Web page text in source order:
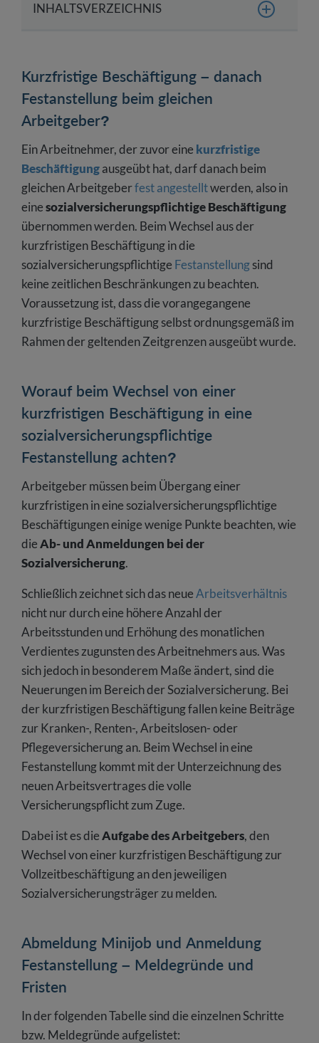
INHALTSVERZEICHNIS
Worauf beim Wechsel von einer kurzfristigen
Beschäftigung in eine
sozialversicherungspflichtige Festanstellung
achten?
Abmeldung Minijob und Anmeldung
Festanstellung – Meldegründe und Fristen
Kurzfristige Beschäftigung – danach
Festanstellung beim gleichen
Arbeitgeber?
Ein Arbeitnehmer, der zuvor eine kurzfristige
Beschäftigungausgeübt hat, darf danach beim
gleichen Arbeitgeberfest angestelltwerden, also in
einesozialversicherungspflichtige Beschäftigung
übernommen werden. Beim Wechsel aus der
kurzfristigen Beschäftigung in die
sozialversicherungspflichtige Festanstellungsind
keine zeitlichen Beschränkungen zu beachten.
Voraussetzung ist, dass die vorangegangene
kurzfristige Beschäftigung selbst ordnungsgemäß im
Rahmen der geltenden Zeitgrenzen ausgeübt wurde.
Worauf beim Wechsel von einer
kurzfristigen Beschäftigung in eine
sozialversicherungspflichtige
Festanstellung achten?
Arbeitgeber müssen beim Übergang einer
kurzfristigen in eine sozialversicherungspflichtige
Beschäftigungen einige wenige Punkte beachten, wie
dieAb- und Anmeldungen bei der
Sozialversicherung.
Schließlich zeichnet sich das neueArbeitsverhältnis
nicht nur durch eine höhere Anzahl der
Arbeitsstunden und Erhöhung des monatlichen
Verdientes zugunsten des Arbeitnehmers aus. Was
sich jedoch in besonderem Maße ändert, sind die
Neuerungen im Bereich der Sozialversicherung. Bei
der kurzfristigen Beschäftigung fallen keine Beiträge
zur Kranken-, Renten-, Arbeitslosen- oder
Pflegeversicherung an. Beim Wechsel in eine
Festanstellung kommt mit der Unterzeichnung des
neuen Arbeitsvertrages die volle
Versicherungspflicht zum Zuge.
Dabei ist es dieAufgabe des Arbeitgebers, den
Wechsel von einer kurzfristigen Beschäftigung zur
Vollzeitbeschäftigung an den jeweiligen
Sozialversicherungsträger zu melden.
Abmeldung Minijob und Anmeldung
Festanstellung – Meldegründe und
Fristen
In der folgenden Tabelle sind die einzelnen Schritte
bzw. Meldegründe aufgelistet: